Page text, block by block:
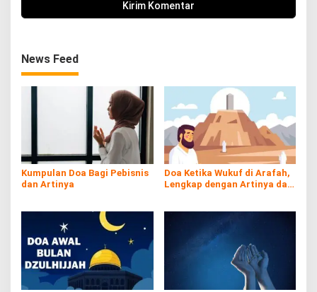
News Feed
Kumpulan Doa Bagi Pebisnis
dan Artinya
Doa Ketika Wukuf di Arafah,
Lengkap dengan Artinya dan